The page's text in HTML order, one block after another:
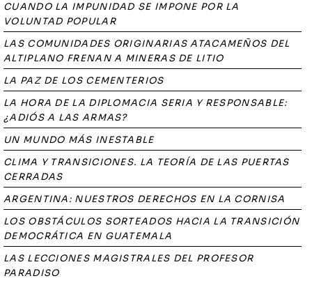
CUANDO LA IMPUNIDAD SE IMPONE POR LA
VOLUNTAD POPULAR
LAS COMUNIDADES ORIGINARIAS ATACAMEÑOS DEL
ALTIPLANO FRENAN A MINERAS DE LITIO
LA PAZ DE LOS CEMENTERIOS
LA HORA DE LA DIPLOMACIA SERIA Y RESPONSABLE:
¿ADIÓS A LAS ARMAS?
UN MUNDO MÁS INESTABLE
CLIMA Y TRANSICIONES. LA TEORÍA DE LAS PUERTAS
CERRADAS
ARGENTINA: NUESTROS DERECHOS EN LA CORNISA
LOS OBSTÁCULOS SORTEADOS HACIA LA TRANSICIÓN
DEMOCRÁTICA EN GUATEMALA
LAS LECCIONES MAGISTRALES DEL PROFESOR
PARADISO